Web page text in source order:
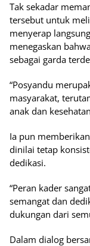
Tak sekadar
tersebut untuk
menyerap
menegaskan
sebagai garda
“Posyandu
masyarakat,
anak dan
Ia pun
dinilai tetap
dedikasi.
“Peran kader
semangat dan
dukungan dari
Dalam dialog